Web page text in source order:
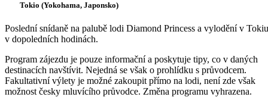
Tokio (Yokohama, Japonsko)
Poslední snídaně na palubě lodi Diamond Princess a vylodění v Tokiu
v dopoledních hodinách.
Program zájezdu je pouze informační a poskytuje tipy, co v daných
destinacích navštívit. Nejedná se však o prohlídku s průvodcem.
Fakultativní výlety je možné zakoupit přímo na lodi, není zde však
možnost česky mluvícího průvodce. Změna programu vyhrazena.